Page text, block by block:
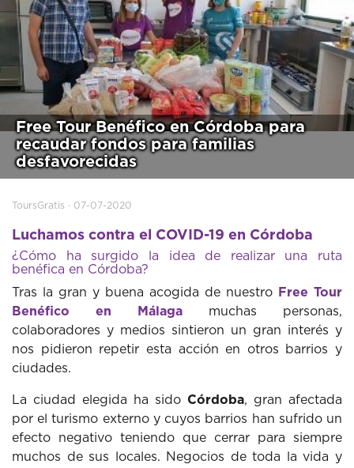
Free Tour Benéfico en Córdoba para
recaudar fondos para familias
desfavorecidas
ToursGratis · 07-07-2020
Luchamos contra el COVID-19 en Córdoba
¿Cómo ha surgido la idea de realizar una ruta
benéfica en Córdoba?
Tras la gran y buena acogida de nuestro
Free Tour
Benéfico en Málaga muchas personas,
colaboradores y medios sintieron un gran interés y
nos pidieron repetir esta acción en otros barrios y
ciudades.
La ciudad elegida ha sido Córdoba, gran afectada
por el turismo externo y cuyos barrios han sufrido un
efecto negativo teniendo que cerrar para siempre
muchos de sus locales. Negocios de toda la vida y